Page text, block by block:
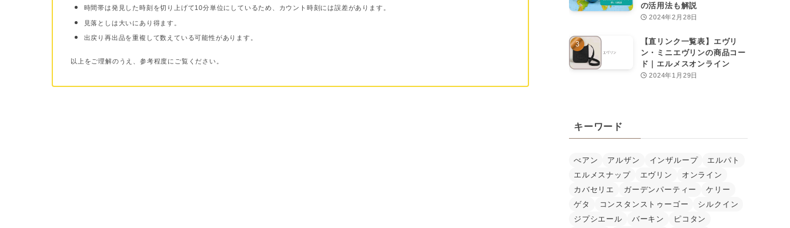
時間帯は発見した時刻を切り上げて10分単位にしているため、カウント時刻には誤差があります。
見落としは大いにあり得ます。
出戻り再出品を重複して数えている可能性があります。
以上をご理解のうえ、参考程度にご覧ください。
の活用法も解説
2024年2月28日
【直リンク一覧表】エヴリ
ン・ミニエヴリンの商品コー
ド｜エルメスオンライン
2024年1月29日
キーワード
べアン アルザン インザループ
エルパト
エルメスナップ
エヴリン
オンライン
カバセリエ
ガーデンパーティー
ケリー
ゲタ
コンスタンストゥーゴー
シルクイン
ジプシエール
バーキン
ピコタン